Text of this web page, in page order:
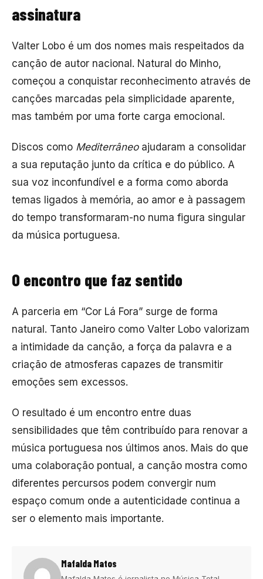
assinatura
Valter Lobo é um dos nomes mais respeitados da
canção de autor nacional. Natural do Minho,
começou a conquistar reconhecimento através de
canções marcadas pela simplicidade aparente,
mas também por uma forte carga emocional.
Discos como Mediterrâneoajudaram a consolidar
a sua reputação junto da crítica e do público. A
sua voz inconfundível e a forma como aborda
temas ligados à memória, ao amor e à passagem
do tempo transformaram-no numa figura singular
da música portuguesa.
O encontro que faz sentido
A parceria em “Cor Lá Fora” surge de forma
natural. Tanto Janeiro como Valter Lobo valorizam
a intimidade da canção, a força da palavra e a
criação de atmosferas capazes de transmitir
emoções sem excessos.
O resultado é um encontro entre duas
sensibilidades que têm contribuído para renovar a
música portuguesa nos últimos anos. Mais do que
uma colaboração pontual, a canção mostra como
diferentes percursos podem convergir num
espaço comum onde a autenticidade continua a
ser o elemento mais importante.
Mafalda Matos